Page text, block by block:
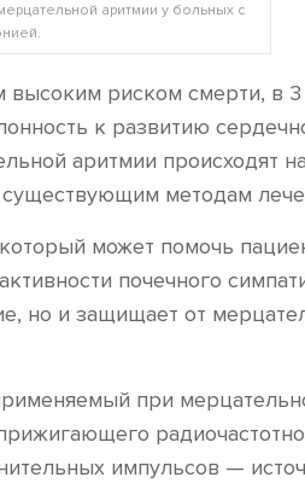
аритмии у больных с
высоким риском смерти, в
к развитию
аритмии происходят
существующим методам
может помочь
почечного
но и защищает от
при
импульсов —